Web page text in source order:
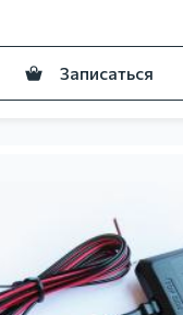
Записаться